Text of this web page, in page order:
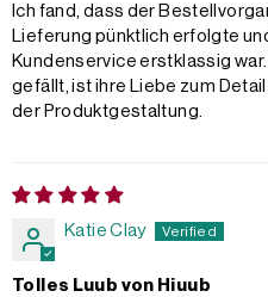
Ich fand, dass der
Lieferung pünktlich erfolgte
Kundenservice erstklassig
gefällt, ist ihre Liebe zum
der Produktgestaltung.
Katie Clay
Tolles Luub von Hiuub